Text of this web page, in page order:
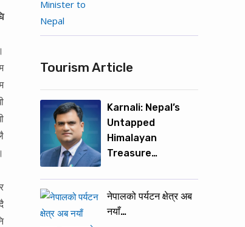
Tourism Article
Karnali: Nepal’s
Untapped
Himalayan
Treasure…
नेपालको पर्यटन क्षेत्र अब
नयाँ…